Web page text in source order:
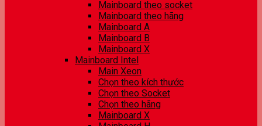
Mainboard theo socket
Mainboard theo hãng
Mainboard A
Mainboard B
Mainboard X
Mainboard Intel
Main Xeon
Chọn theo kích thước
Chọn theo Socket
Chọn theo hãng
Mainboard X